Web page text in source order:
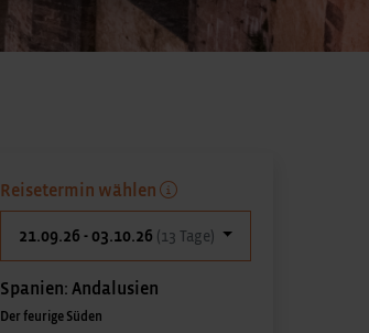
Reisetermin wählen
21.09.26 - 03.10.26 (13 Tage)
Spanien: Andalusien
Der feurige Süden